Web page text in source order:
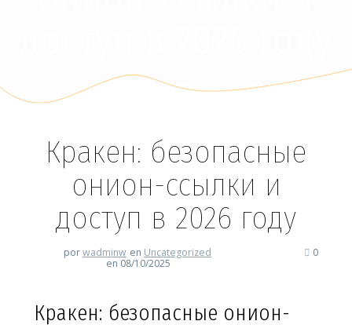
Кракен: безопасные
онион-ссылки и
доступ в 2026 году
porwadminw en Uncategorized
en 08/10/2025
0
Кракен: безопасные онион-